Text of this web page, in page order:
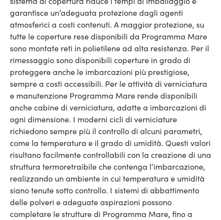
garantisce un’adeguata protezione dagli agenti
atmosferici a costi contenuti. A maggior protezione, su
tutte le coperture rese disponibili da Programma Mare
sono montate reti in polietilene ad alta resistenza. Per il
rimessaggio sono disponibili coperture in grado di
proteggere anche le imbarcazioni più prestigiose,
sempre a costi accessibili. Per le attività di verniciatura
e manutenzione Programma Mare rende disponibili
anche cabine di verniciatura, adatte a imbarcazioni di
ogni dimensione. I moderni cicli di verniciature
richiedono sempre più il controllo di alcuni parametri,
come la temperatura e il grado di umidità. Questi valori
risultano facilmente controllabili con la creazione di una
struttura termoretraibile che contenga l’imbarcazione,
realizzando un ambiente in cui temperatura e umidità
siano tenute sotto controllo. I sistemi di abbattimento
delle polveri e adeguate aspirazioni possono
completare le strutture di Programma Mare, fino a